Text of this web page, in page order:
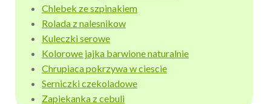
Chlebek ze szpinakiem
Rolada z nalesnikow
Kuleczki serowe
Kolorowe jajka barwione naturalnie
Chrupiaca pokrzywa w ciescie
Serniczki czekoladowe
Zapiekanka z cebuli